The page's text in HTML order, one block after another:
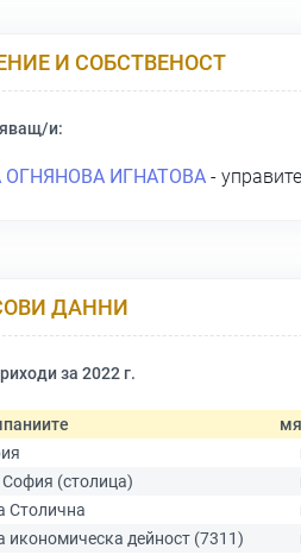
И СОБСТВЕНОСТ
и:
ОГНЯНОВА ИГНАТОВА -
ДАННИ
за 2022 г.
София (столица)
Столична
икономическа дейност (7311)